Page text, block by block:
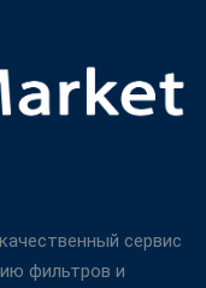
сервис
фильтров и